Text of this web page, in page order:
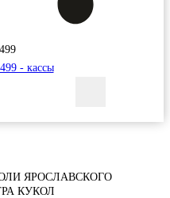
- кассы
ЯРОСЛАВСКОГО
КУКОЛ